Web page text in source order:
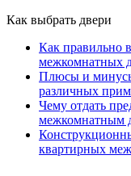
Как выбрать двери
Как правильно
межкомнатных
Плюсы и
различных
Чему отдать
межкомнатным
квартирных